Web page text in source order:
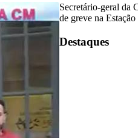
Secretário-geral da
de greve na
Destaques